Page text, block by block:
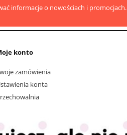
informacje o nowościach i promocjach.
konto
zamówienia
konta